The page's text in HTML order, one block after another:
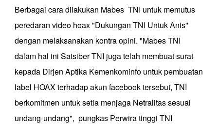
Berbagai cara dilakukan Mabes TNI untuk memutus
peredaran video hoax "Dukungan TNI Untuk Anis"
dengan melaksanakan kontra opini. "Mabes TNI
dalam hal ini Satsiber TNI juga telah membuat surat
kepada Dirjen Aptika Kemenkominfo untuk pembuatan
label HOAX terhadap akun facebook tersebut, TNI
berkomitmen untuk setia menjaga Netralitas sesuai
undang-undang", pungkas Perwira tinggi TNI